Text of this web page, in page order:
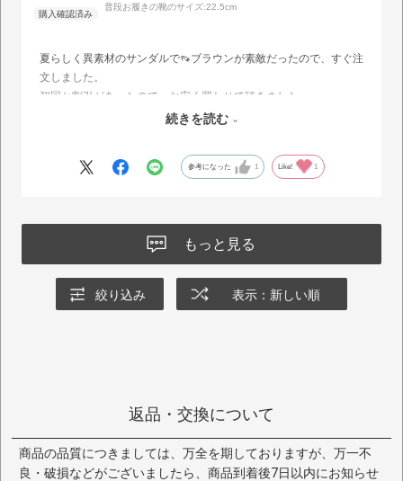
普段お履きの靴のサイズ:22.5cm
夏らしく異素材のサンダルで👡ブラウンが素敵だったので、すぐ注
文しました。
初回と割引があったので、お安く買わせて頂きました。
思った通り軽く色も👌幾つになっても素敵な出会いは嬉しいです。
続きを読む
参考になった 1 Like! 1
もっと見る
絞り込み 表示：新しい順
返品・交換について
商品の品質につきましては、万全を期しておりますが、万一不
良・破損などがございましたら、商品到着後7日以内にお知らせ